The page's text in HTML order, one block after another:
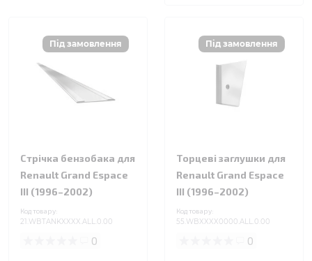
Стрічка бензобака для
Renault Grand Espace
III (1996–2002)
Код товару:
21.WBTANKXXXX.ALL.0.00
0
Торцеві заглушки для
Renault Grand Espace
III (1996–2002)
Код товару:
55.WBXXXX0000.ALL.0.00
0